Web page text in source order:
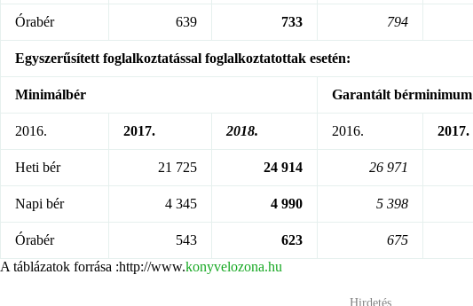
Órabér 639 733 794
Egyszerűsített foglalkoztatással foglalkoztatottak esetén:
Minimálbér Garantált bérminimum
2016. 2017. 2018. 2016. 2017.
Heti bér 21 725 24 914 26 971
Napi bér 4 345 4 990 5 398
Órabér 543 623 675
A táblázatok forrása :http://www.konyvelozona.hu
Hirdetés